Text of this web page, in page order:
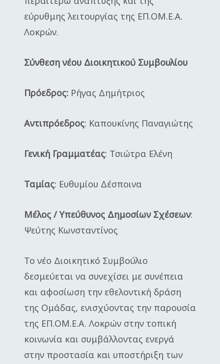
εύρυθμης λειτουργίας της ΕΠ.ΟΜ.Ε.Α.
Λοκρών.
Σύνθεση νέου Διοικητικού Συμβουλίου
Πρόεδρος: Ρήγας Δημήτριος
Αντιπρόεδρος: Καπουκίνης Παναγιώτης
Γενική Γραμματέας: Τσιώτρα Ελένη
Ταμίας: Ευθυμίου Δέσποινα
Μέλος / Υπεύθυνος Δημοσίων Σχέσεων:
Ψεύτης Κωνσταντίνος
Το νέο Διοικητικό Συμβούλιο
δεσμεύεται να συνεχίσει με συνέπεια
και αφοσίωση την εθελοντική δράση
της Ομάδας, ενισχύοντας την παρουσία
της ΕΠ.ΟΜ.Ε.Α. Λοκρών στην τοπική
κοινωνία και συμβάλλοντας ενεργά
στην προστασία και υποστήριξη των